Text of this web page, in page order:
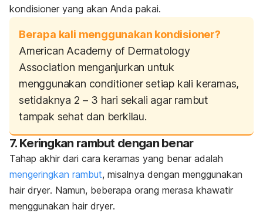
kondisioner yang akan Anda pakai.
Berapa kali menggunakan kondisioner?
American Academy of Dermatology
Association menganjurkan untuk
menggunakan conditionersetiap kali keramas,
setidaknya 2 – 3 hari sekali agar rambut
tampak sehat dan berkilau.
7. Keringkan rambut dengan benar
Tahap akhir dari cara keramas yang benar adalah
mengeringkan rambut, misalnya dengan menggunakan
hair dryer. Namun, beberapa orang merasa khawatir
menggunakan hair dryer.